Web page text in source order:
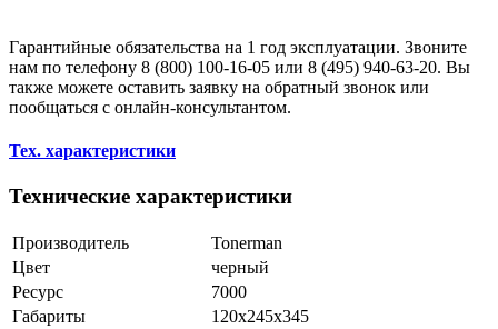
Гарантийные обязательства на 1 год эксплуатации. Звоните
нам по телефону 8 (800) 100-16-05 или 8 (495) 940-63-20. Вы
также можете оставить заявку на обратный звонок или
пообщаться с онлайн-консультантом.
Тех. характеристики
Технические характеристики
Производитель
Tonerman
Цвет
черный
Ресурс
7000
Габариты
120x245x345